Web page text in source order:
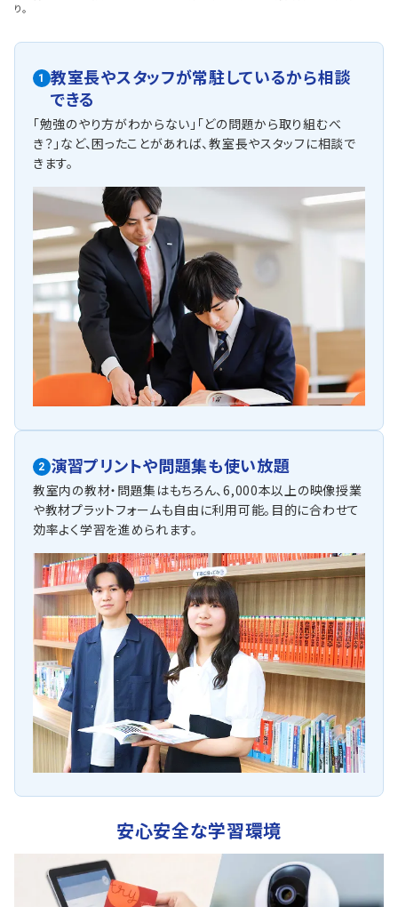
り。
1
教室長やスタッフが常駐しているから相談
できる
「勉強のやり方がわからない」「どの問題から取り組むべ
き？」など、困ったことがあれば、教室長やスタッフに相談で
きます。
2 演習プリントや問題集も使い放題
教室内の教材・問題集はもちろん、6,000本以上の映像授業
や教材プラットフォームも自由に利用可能。目的に合わせて
効率よく学習を進められます。
安心安全な学習環境